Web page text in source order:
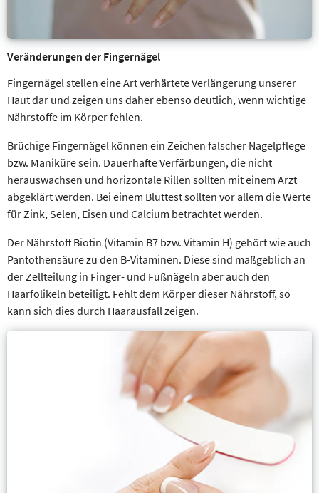
Veränderungen der Fingernägel
Fingernägel stellen eine Art verhärtete Verlängerung unserer
Haut dar und zeigen uns daher ebenso deutlich, wenn wichtige
Nährstoffe im Körper fehlen.
Brüchige Fingernägel können ein Zeichen falscher Nagelpflege
bzw. Maniküre sein. Dauerhafte Verfärbungen, die nicht
herauswachsen und horizontale Rillen sollten mit einem Arzt
abgeklärt werden. Bei einem Bluttest sollten vor allem die Werte
für Zink, Selen, Eisen und Calcium betrachtet werden.
Der Nährstoff Biotin (Vitamin B7 bzw. Vitamin H) gehört wie auch
Pantothensäure zu den B-Vitaminen. Diese sind maßgeblich an
der Zellteilung in Finger- und Fußnägeln aber auch den
Haarfolikeln beteiligt. Fehlt dem Körper dieser Nährstoff, so
kann sich dies durch Haarausfall zeigen.